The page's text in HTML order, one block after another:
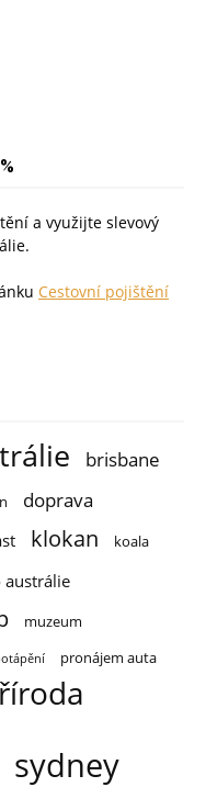
a využijte slevový
Cestovní pojištění
brisbane
doprava
klokan koala
austrálie
muzeum
pronájem auta
sydney